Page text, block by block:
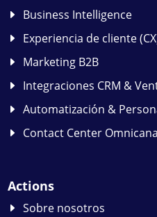
Business Intelligence
Experiencia de cliente
Marketing B2B
Integraciones CRM &
Automatización &
Contact Center
Actions
Sobre nosotros